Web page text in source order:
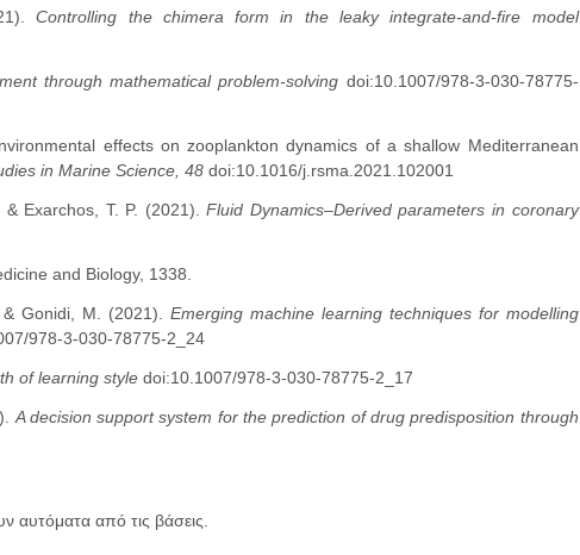
Controlling the chimera form in the leaky integrate-and-fire model
through mathematical problem-solving doi:10.1007/978-3-030-78775-
effects on zooplankton dynamics of a shallow Mediterranean
in Marine Science, 48 doi:10.1016/j.rsma.2021.102001
& Exarchos, T. P. (2021).Fluid Dynamics–Derived parameters in coronary
and Biology, 1338.
Gonidi, M. (2021). Emerging machine learning techniques for modelling
978-3-030-78775-2_24
of learning style doi:10.1007/978-3-030-78775-2_17
A decision support system for the prediction of drug predisposition through
αυτόματα από τις βάσεις.